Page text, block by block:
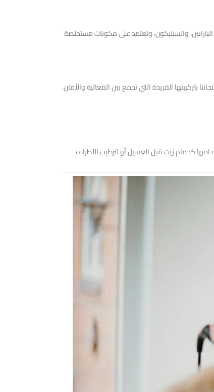
البارابين، والسيليكون، وتعتمد على مكونات مستخلصة
كحمام زيت قبل الغسيل أو لترطيب الأطراف